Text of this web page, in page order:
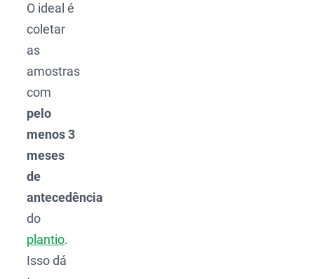
O ideal é
coletar
as
amostras
com
pelo
menos 3
meses
de
antecedência
do
plantio.
Isso dá